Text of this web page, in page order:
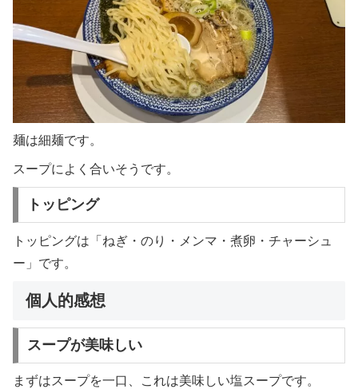
麺は細麺です。
スープによく合いそうです。
トッピング
トッピングは「ねぎ・のり・メンマ・煮卵・チャーシュ
ー」です。
個人的感想
スープが美味しい
まずはスープを一口、これは美味しい塩スープです。